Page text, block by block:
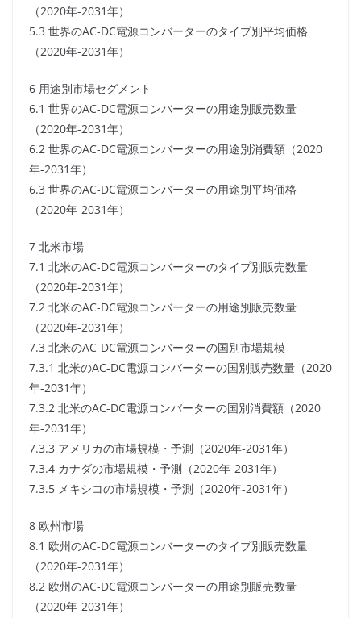
（2020年-2031年）
5.3 世界のAC-DC電源コンバーターのタイプ別平均価格
（2020年-2031年）
6 用途別市場セグメント
6.1 世界のAC-DC電源コンバーターの用途別販売数量
（2020年-2031年）
6.2 世界のAC-DC電源コンバーターの用途別消費額（2020
年-2031年）
6.3 世界のAC-DC電源コンバーターの用途別平均価格
（2020年-2031年）
7 北米市場
7.1 北米のAC-DC電源コンバーターのタイプ別販売数量
（2020年-2031年）
7.2 北米のAC-DC電源コンバーターの用途別販売数量
（2020年-2031年）
7.3 北米のAC-DC電源コンバーターの国別市場規模
7.3.1 北米のAC-DC電源コンバーターの国別販売数量（2020
年-2031年）
7.3.2 北米のAC-DC電源コンバーターの国別消費額（2020
年-2031年）
7.3.3 アメリカの市場規模・予測（2020年-2031年）
7.3.4 カナダの市場規模・予測（2020年-2031年）
7.3.5 メキシコの市場規模・予測（2020年-2031年）
8 欧州市場
8.1 欧州のAC-DC電源コンバーターのタイプ別販売数量
（2020年-2031年）
8.2 欧州のAC-DC電源コンバーターの用途別販売数量
（2020年-2031年）